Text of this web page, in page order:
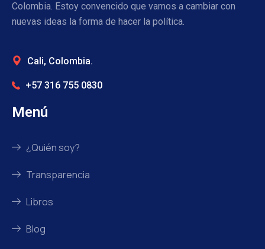
Colombia. Estoy convencido que vamos a cambiar con
nuevas ideas la forma de hacer la política.
Cali, Colombia.
+57 316 755 0830
Menú
¿Quién soy?
Transparencia
Libros
Blog